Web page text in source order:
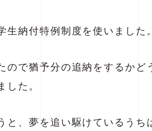
生納付特例制度を使いました
ので猶予分の追納をするかど
した。
と、夢を追い駆けているうち